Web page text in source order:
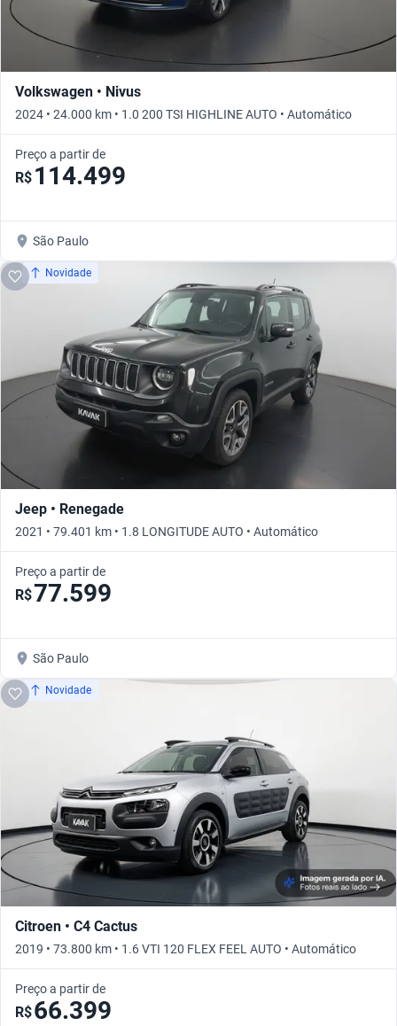
Volkswagen • Nivus
2024 • 24.000 km • 1.0 200 TSI HIGHLINE AUTO • Automático
Preço a partir de
R$ 114.499
São Paulo
Novidade
Jeep • Renegade
2021 • 79.401 km • 1.8 LONGITUDE AUTO • Automático
Preço a partir de
R$77.599
São Paulo
Novidade
Citroen • C4 Cactus
2019 • 73.800 km • 1.6 VTI 120 FLEX FEEL AUTO • Automático
Preço a partir de
R$66.399